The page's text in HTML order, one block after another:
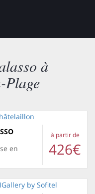
à
Plage
en
à partir de
426€